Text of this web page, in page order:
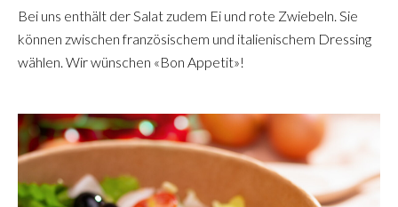
Bei uns enthält der Salat zudem Ei und rote Zwiebeln. Sie
können zwischen französischem und italienischem Dressing
wählen. Wir wünschen «Bon Appetit»!